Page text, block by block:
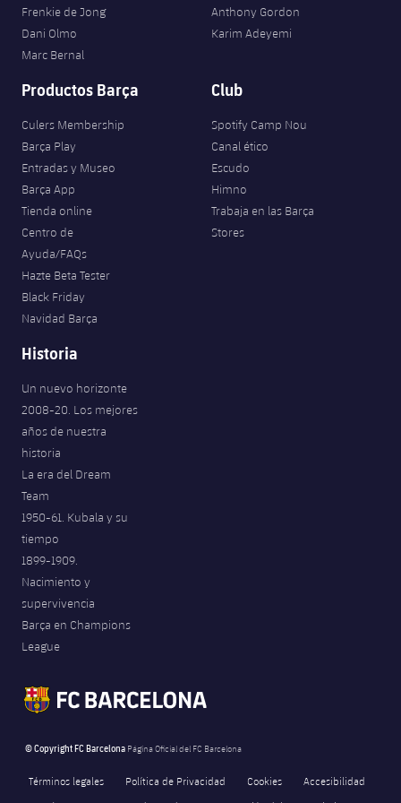
Jugadores
Fotos
Historia
Palmarés
Clasificaciones
Juvenil
Infantil
Noticias
Atletismo
plusicon
más
Masculino
Femenino
Agenda
Baloncesto en silla de ruedas
plusicon
más
Actualidad
Jugadores
Calendario
Resultados
Clasificaciones
Hockey sobre hielo
Actualidad
Calendario
Resultados
Clasificaciones
plusicon
más
Noticias
Hockey Hierba Masculino
Hockey Hierba Femenino
Patinaje artístico
plusicon
más
Actualidad
Plantilla
Escuela de Patinaje
Rugby
Jugadores
Clasificaciones
Fotos
plusicon
más
Noticias
Voleibol masculino
Voleibol femenino
Apúntate a las amateurs
plusicon
más
Apúntate a las amateurs
Carnet de las Secciones Amateurs
League of Legends
VALORANT Rising
VALORANT Game Changers
Frenkie de Jong
Dani Olmo
Marc Bernal
Anthony Gordon
Karim Adeyemi
Productos Barça
Culers Membership
Barça Play
Entradas y Museo
Barça App
Tienda online
Centro de
Ayuda/FAQs
Hazte Beta Tester
Black Friday
Navidad Barça
Club
Spotify Camp Nou
Canal ético
Escudo
Himno
Trabaja en las Barça
Stores
Historia
Un nuevo horizonte
2008-20. Los mejores
años de nuestra
historia
La era del Dream
Team
1950-61. Kubala y su
tiempo
1899-1909.
Nacimiento y
supervivencia
Barça en Champions
League
© Copyright FC Barcelona Página Oficial del FC Barcelona
Términos legales Política de Privacidad Cookies
Accesibilidad